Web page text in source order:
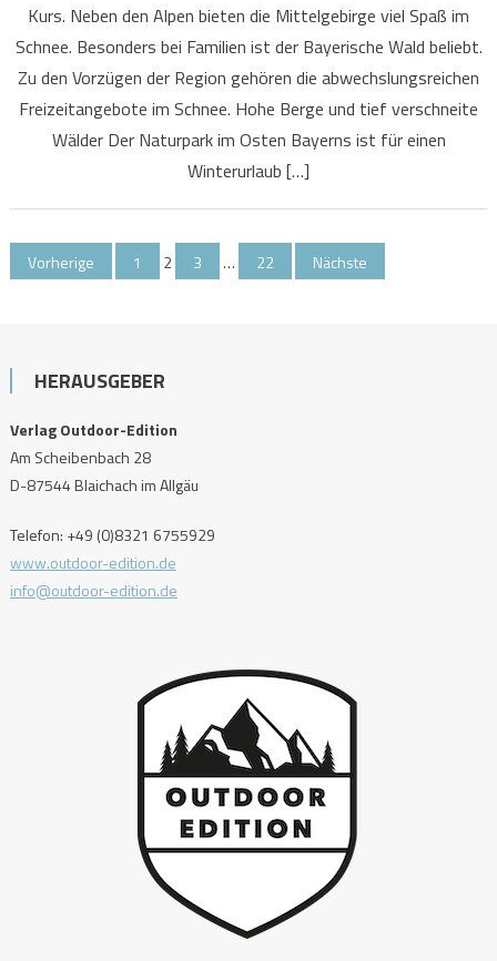
Kurs. Neben den Alpen bieten die Mittelgebirge viel Spaß im
Schnee. Besonders bei Familien ist der Bayerische Wald beliebt.
Zu den Vorzügen der Region gehören die abwechslungsreichen
Freizeitangebote im Schnee. Hohe Berge und tief verschneite
Wälder Der Naturpark im Osten Bayerns ist für einen
Winterurlaub […]
Seitennummerierung
Vorherige 1 2 3 … 22 Nächste
HERAUSGEBER
Verlag Outdoor-Edition
Am Scheibenbach 28
D-87544 Blaichach im Allgäu
Telefon: +49 (0)8321 6755929
www.outdoor-edition.de
info@outdoor-edition.de